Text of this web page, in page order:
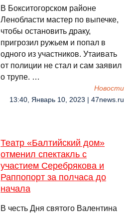
В Бокситогорском районе
Ленобласти мастер по выпечке,
чтобы остановить драку,
пригрозил ружьем и попал в
одного из участников. Утаивать
от полиции не стал и сам заявил
о трупе. …
Новости
13:40, Январь 10, 2023 | 47news.ru
Театр «Балтийский дом»
отменил спектакль с
участием Серебрякова и
Раппопорт за полчаса до
начала
В честь Дня святого Валентина